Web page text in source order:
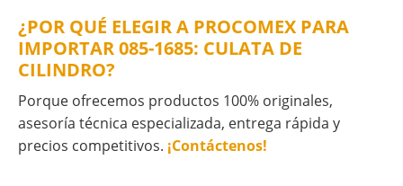
¿POR QUÉ ELEGIR A PROCOMEX PARA
IMPORTAR 085-1685: CULATA DE
CILINDRO?
Porque ofrecemos productos 100% originales,
asesoría técnica especializada, entrega rápida y
precios competitivos. ¡Contáctenos!